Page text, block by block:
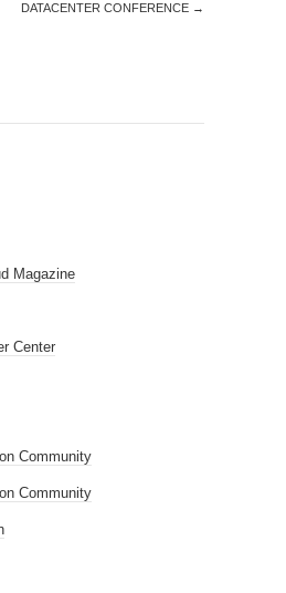
DATACENTER CONFERENCE →
Magazine
Center
Community
Community